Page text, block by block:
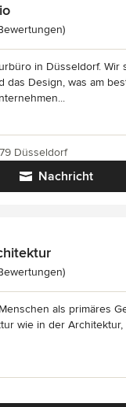
5 von 5
in Düsseldorf. Wir
das Design, was am
Nachricht
Düsseldorf
5 von 5
als primäres
wie in der